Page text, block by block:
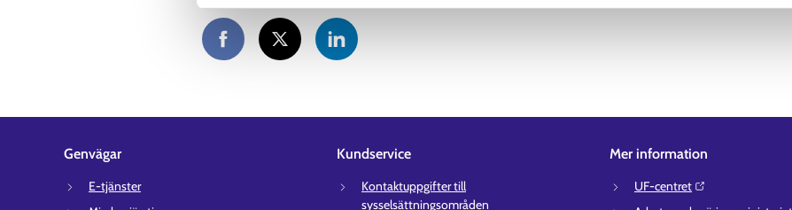
Genvägar
E-tjänster
Kundservice
Kontaktuppgifter till
sysselsättningsområden
Mer information
UF-centret⁠